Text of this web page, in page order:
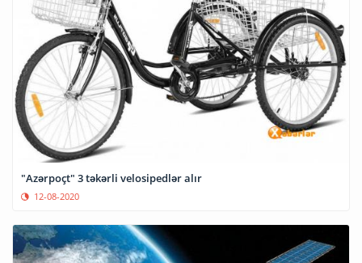
"Azərpoçt" 3 təkərli velosipedlər alır
12-08-2020